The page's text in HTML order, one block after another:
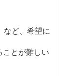
ど、希望に
とが難しい